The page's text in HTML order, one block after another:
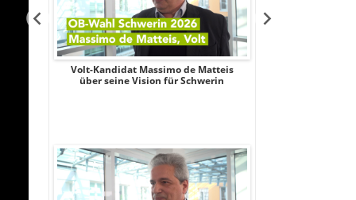
Volt-Kandidat Massimo de Matteis
über seine Vision für Schwerin